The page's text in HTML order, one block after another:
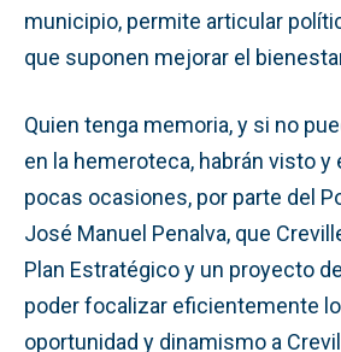
municipio, permite articular
que suponen mejorar el
Quien tenga memoria, y si no
en la hemeroteca, habrán visto y
pocas ocasiones, por parte del
José Manuel Penalva, que
Plan Estratégico y un proyecto
poder focalizar eficientemente
oportunidad y dinamismo a